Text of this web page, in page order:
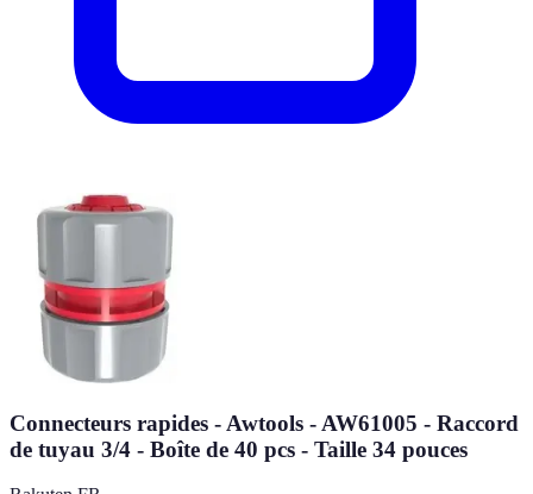
Connecteurs rapides - Awtools - AW61005 - Raccord
de tuyau 3/4 - Boîte de 40 pcs - Taille 34 pouces